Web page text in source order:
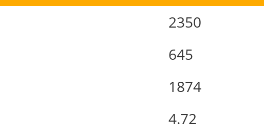
2350
645
1874
4.72